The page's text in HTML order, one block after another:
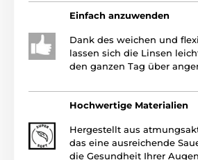
Einfach anzuwenden
Dank des weichen und
lassen sich die Linsen
den ganzen Tag über
Hochwertige Materialien
Hergestellt aus
das eine ausreichende
die Gesundheit Ihrer